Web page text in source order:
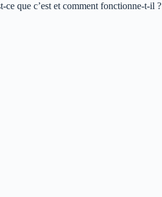
ce que c’est et comment fonctionne-t-il ?